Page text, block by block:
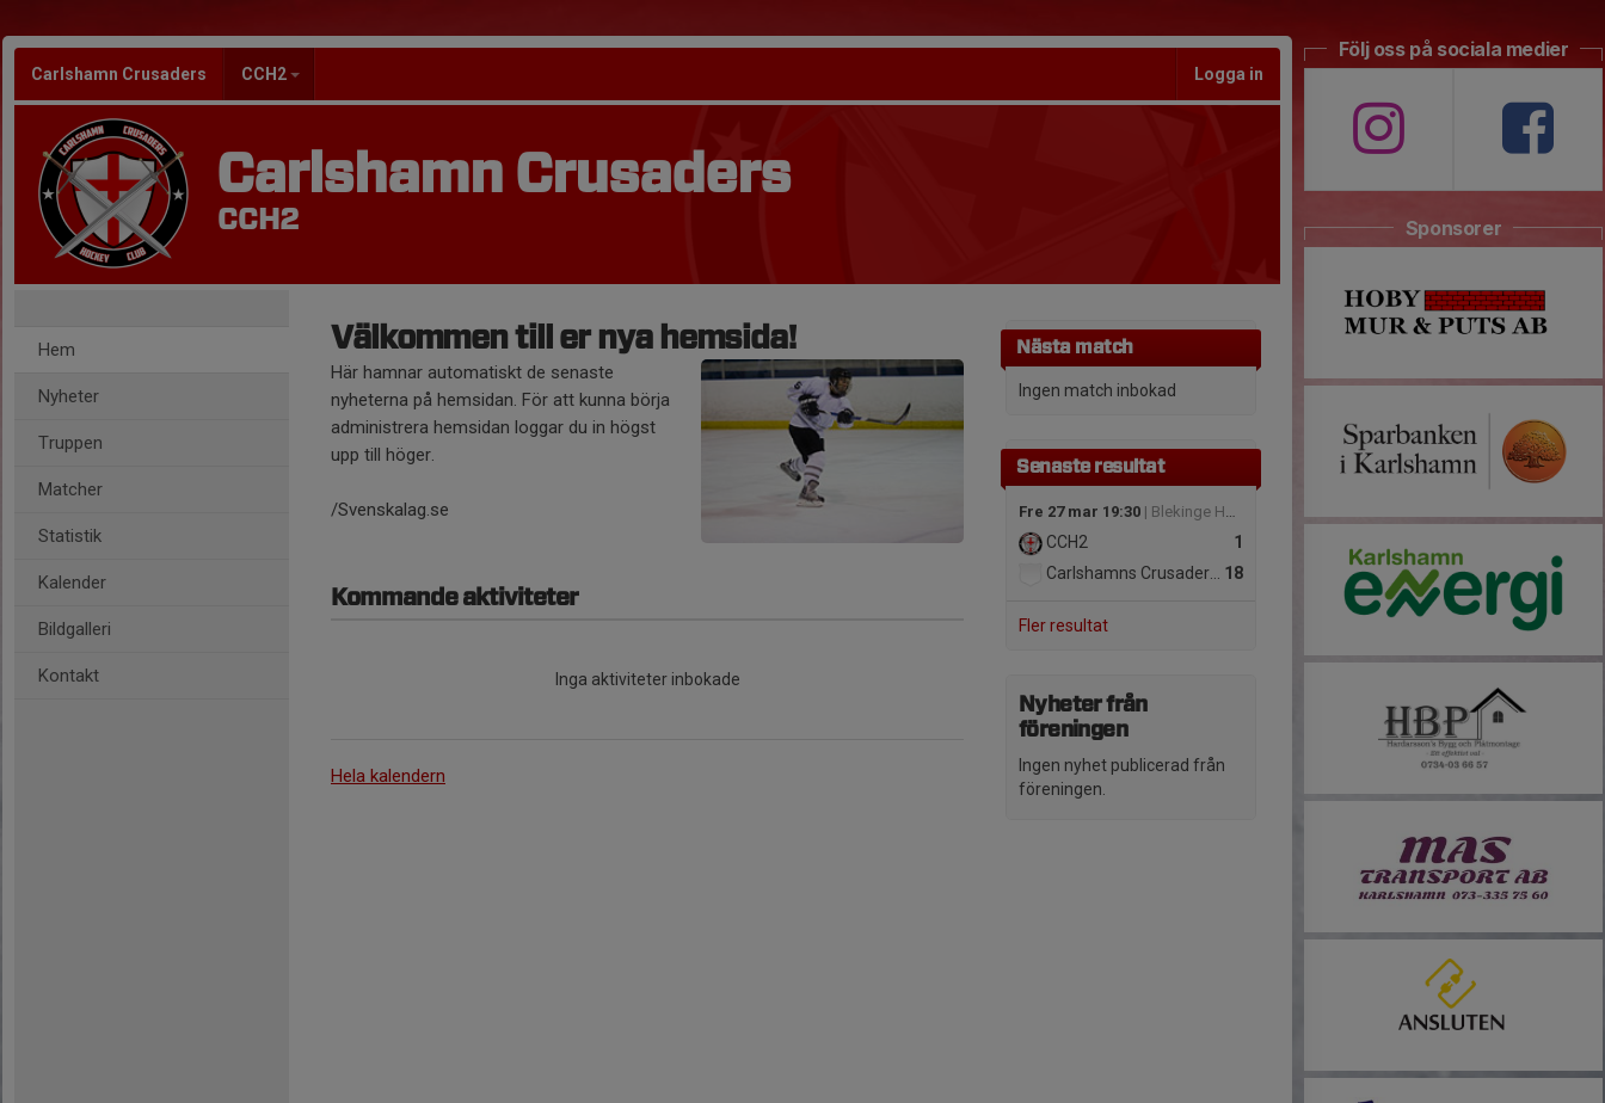
Carlshamn Crusaders CCH2 Logga in
Carlshamn Crusaders
CCH2
Hem
Nyheter
Truppen
Matcher
Statistik
Kalender
Bildgalleri
Kontakt
Nästa match
Ingen match inbokad
Senaste resultat
Fre 27 mar 19:30 | Blekinge Hockey League
1
CCH2
18
Carlshamns Crusaders HC1
Fler resultat
Nyheter från
föreningen
Ingen nyhet publicerad från
föreningen.
Välkommen till er nya hemsida!
Här hamnar automatiskt de senaste
nyheterna på hemsidan. För att kunna börja
administrera hemsidan loggar du in högst
upp till höger.
/Svenskalag.se
Kommande aktiviteter
Inga aktiviteter inbokade
Hela kalendern
Följ oss på sociala medier
Sponsorer